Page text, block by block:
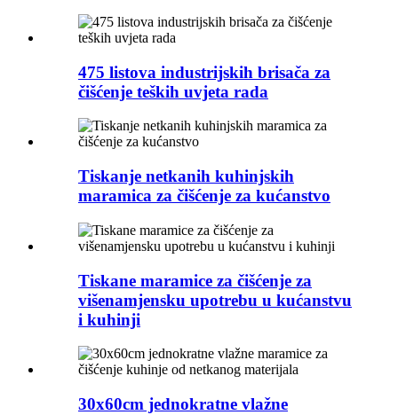
475 listova industrijskih brisača za
čišćenje teških uvjeta rada
Tiskanje netkanih kuhinjskih
maramica za čišćenje za kućanstvo
Tiskane maramice za čišćenje za
višenamjensku upotrebu u kućanstvu
i kuhinji
30x60cm jednokratne vlažne